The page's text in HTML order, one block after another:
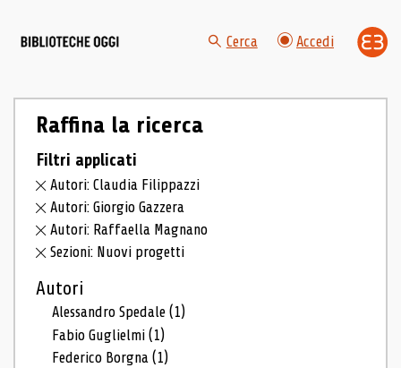
Cerca Accedi
Raffina la ricerca
Filtri applicati
Autori: Claudia Filippazzi
Autori: Giorgio Gazzera
Autori: Raffaella Magnano
Sezioni: Nuovi progetti
Autori
Alessandro Spedale(1)
Fabio Guglielmi(1)
Federico Borgna(1)